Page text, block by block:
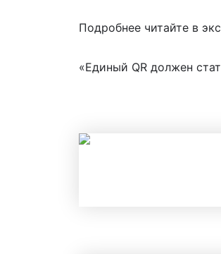
Подробнее читайте в
«Единый QR должен